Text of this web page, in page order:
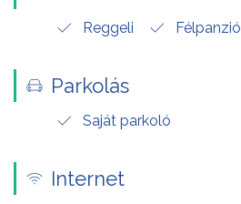
Reggeli Félpanzió
Parkolás
Saját parkoló
Internet